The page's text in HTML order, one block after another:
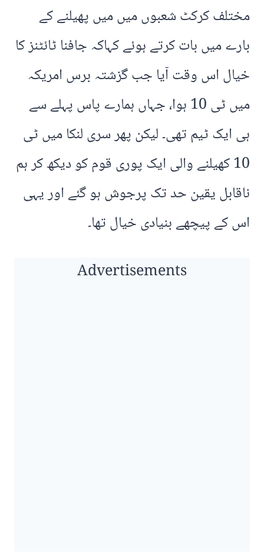
مختلف کرکٹ شعبوں میں میں پھیلنے کے
بارے میں بات کرتے ہوئے کہاکہ جافنا ٹائٹنز کا
خیال اس وقت آیا جب گزشتہ برس امریکہ
میں ٹی 10 ہوا، جہاں ہمارے پاس پہلے سے
ہی ایک ٹیم تھی۔ لیکن پھر سری لنکا میں ٹی
10 کھیلنے والی ایک پوری قوم کو دیکھ کر ہم
ناقابل یقین حد تک پرجوش ہو گئے اور یہی
اس کے پیچھے بنیادی خیال تھا۔
Advertisements